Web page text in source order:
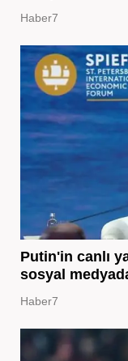
Haber7
Putin'in canlı
sosyal
Haber7